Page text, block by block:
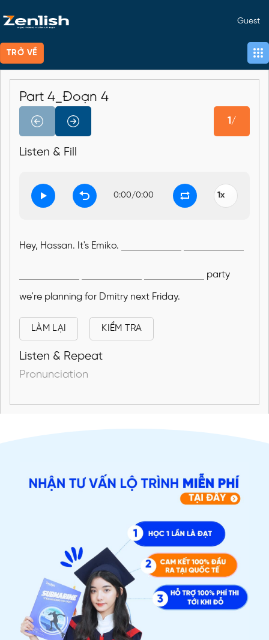
TRỞ VỀ
Guest
Part 4_Đoạn 4
1/
Listen & Fill
0:00/0:00
Hey, Hassan. It's Emiko.
party
we're planning for Dmitry next Friday.
LÀM LẠI KIỂM TRA
Listen & Repeat
Pronunciation